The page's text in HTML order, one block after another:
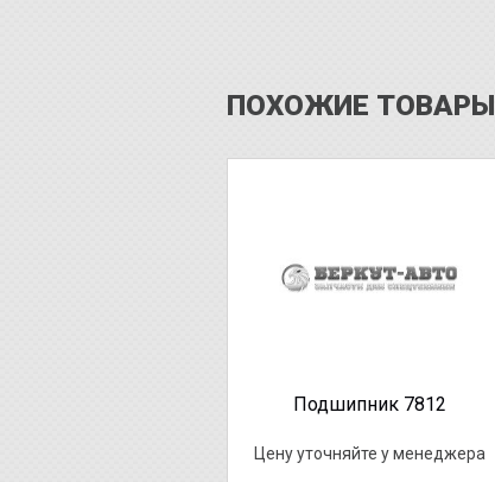
ПОХОЖИЕ ТОВАРЫ
Подшипник 7812
Цену уточняйте у менеджера